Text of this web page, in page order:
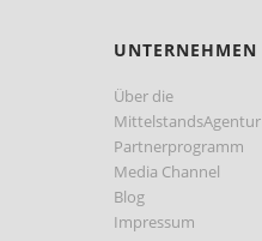
UNTERNEHMEN
Über die
MittelstandsAgentur
Partnerprogramm
Media Channel
Blog
Impressum